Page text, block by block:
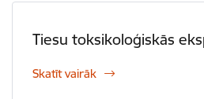
Tiesu toksikoloģiskās
Skatīt vairāk